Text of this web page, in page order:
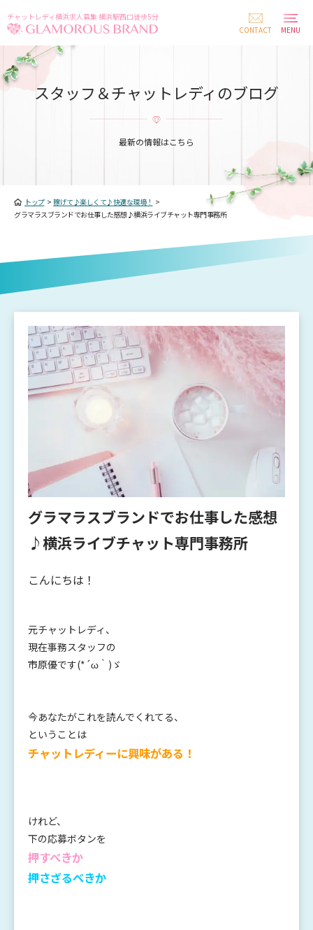
チャットレディ横浜求人募集 横浜駅西口徒歩5分
CONTACT
MENU
スタッフ＆チャットレディのブログ
最新の情報はこちら
トップ> 稼げて♪楽しくて♪快適な環境！ >
グラマラスブランドでお仕事した感想♪横浜ライブチャット専門事務所
グラマラスブランドでお仕事した感想
♪横浜ライブチャット専門事務所
こんにちは！
元チャットレディ、
現在事務スタッフの
市原優です(*´ω｀)ゞ
今あなたがこれを読んでくれてる、
ということは
チャットレディーに興味がある！
けれど、
下の応募ボタンを
押すべきか
押さざるべきか